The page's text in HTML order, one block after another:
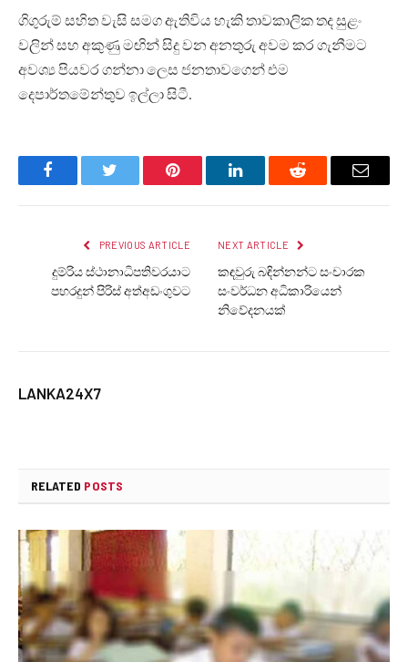
ගිගුරුම් සහිත වැසි සමග ඇතිවිය හැකි තාවකාලික තද සුළං
වලින් සහ අකුණු මඟින් සිදු වන අනතුරු අවම කර ගැනීමට
අවශ්‍ය පියවර ගන්නා ලෙස ජනතාවගෙන් එම
දෙපාර්තමේන්තුව ඉල්ලා සිටී.
FacebookTwitter Pinterest LinkedInReddit Email
PREVIOUS ARTICLE
දුම්රිය ස්ථානාධිපතිවරයාට
පහරදුන් පිරිස් අත්අඩංගුවට
NEXT ARTICLE
කඳවුරු බඳින්නන්ට සංචාරක
සංවර්ධන අධිකාරියෙන්
නිවේදනයක්
LANKA24X7
RELATED POSTS